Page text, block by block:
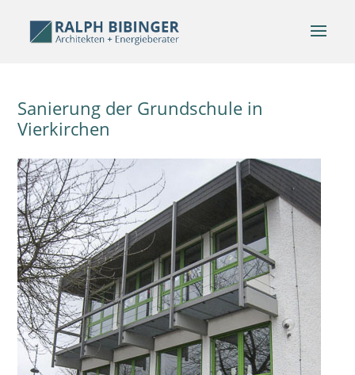
Sanierung der Grundschule in
Vierkirchen